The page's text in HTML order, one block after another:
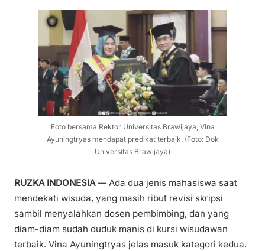
Foto bersama Rektor Universitas Brawijaya, Vina
Ayuningtryas mendapat predikat terbaik. (Foto: Dok
Universitas Brawijaya)
RUZKA INDONESIA— Ada dua jenis mahasiswa saat
mendekati wisuda, yang masih ribut revisi skripsi
sambil menyalahkan dosen pembimbing, dan yang
diam-diam sudah duduk manis di kursi wisudawan
terbaik. Vina Ayuningtryas jelas masuk kategori kedua.